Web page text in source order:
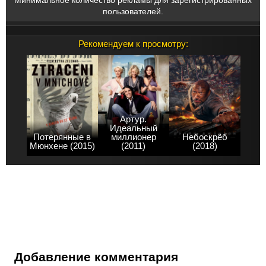
пользователей.
Рекомендуем к просмотру:
Потерянные в
Мюнхене (2015)
Артур.
Идеальный
миллионер
(2011)
Небоскрёб
(2018)
Добавление комментария